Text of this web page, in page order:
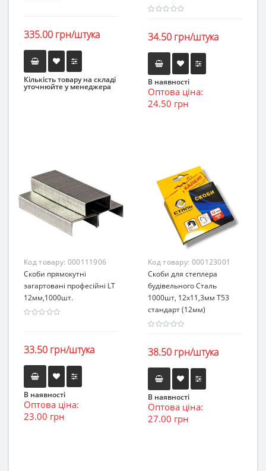
335.00 грн/штука
Кількість товару на складі
уточнюйте у менеджера
34.50 грн/штука
В наявності
Оптова ціна:
24.50 грн
Код товару: 000111906
Скоби прямокутні
загартовані професійні LT
12мм,1000шт.
33.50 грн/штука
В наявності
Оптова ціна:
23.00 грн
Код товару: 000123001
Скоби для степлера
будівельного Сталь
1000шт, 12х11,3мм Т53
стандарт (12мм)
38.50 грн/штука
В наявності
Оптова ціна:
27.00 грн